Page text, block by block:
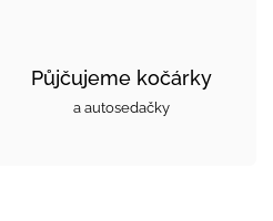
Půjčujeme kočárky
a autosedačky